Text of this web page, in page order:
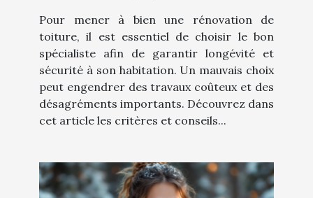
Pour mener à bien une rénovation de
toiture, il est essentiel de choisir le bon
spécialiste afin de garantir longévité et
sécurité à son habitation. Un mauvais choix
peut engendrer des travaux coûteux et des
désagréments importants. Découvrez dans
cet article les critères et conseils...